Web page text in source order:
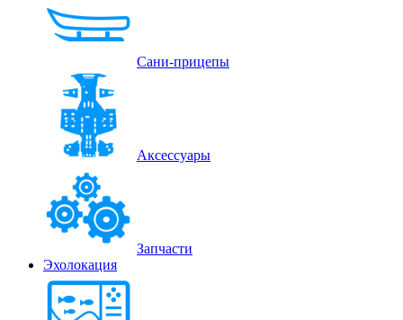
Сани-прицепы
Аксессуары
Запчасти
Эхолокация